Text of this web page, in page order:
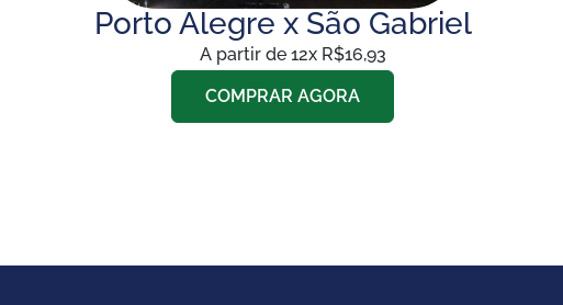
Porto Alegre x São Gabriel
A partir de 12x R$16,93
COMPRAR AGORA